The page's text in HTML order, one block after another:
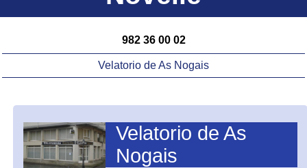
982 36 00 02
Velatorio de As Nogais
Velatorio de As
Nogais